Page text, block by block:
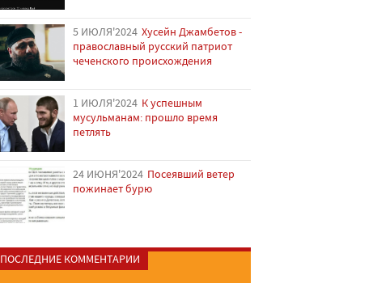
5 ИЮЛЯ'2024 Хусейн Джамбетов -
православный русский патриот
чеченского происхождения
1 ИЮЛЯ'2024 К успешным
мусульманам: прошло время
петлять
24 ИЮНЯ'2024 Посеявший ветер
пожинает бурю
ПОСЛЕДНИЕ КОММЕНТАРИИ